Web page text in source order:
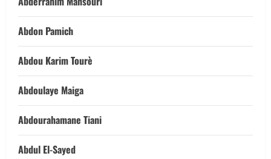
Abdon Pamich
Abdou Karim Tourè
Abdoulaye Maiga
Abdourahamane Tiani
Abdul El-Sayed